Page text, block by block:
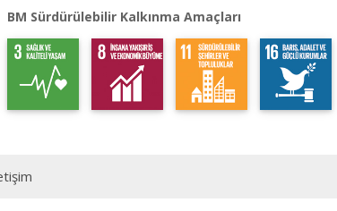
BM Sürdürülebilir Kalkınma Amaçları